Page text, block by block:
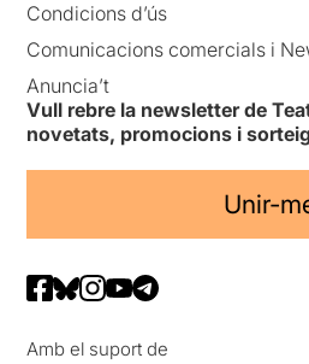
Condicions d’ús
Comunicacions comercials i
Anuncia’t
Vull rebre la newsletter de
novetats, promocions i
Unir-
Amb el suport de